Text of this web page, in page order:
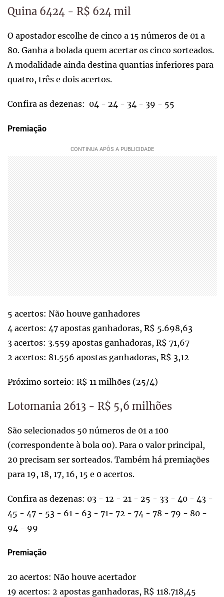
Quina 6424 - R$ 624 mil
O apostador escolhe de cinco a 15 números de 01 a
80. Ganha a bolada quem acertar os cinco sorteados.
A modalidade ainda destina quantias inferiores para
quatro, três e dois acertos.
Confira as dezenas: 04 - 24 - 34 - 39 - 55
Premiação
5 acertos: Não houve ganhadores
4 acertos: 47 apostas ganhadoras, R$ 5.698,63
3 acertos: 3.559 apostas ganhadoras, R$ 71,67
2 acertos: 81.556 apostas ganhadoras, R$ 3,12
Próximo sorteio: R$ 11 milhões (25/4)
Lotomania 2613 - R$ 5,6 milhões
São selecionados 50 números de 01 a 100
(correspondente à bola 00). Para o valor principal,
20 precisam ser sorteados. Também há premiações
para 19, 18, 17, 16, 15 e 0 acertos.
Confira as dezenas: 03 - 12 - 21 - 25 - 33 - 40 - 43 -
45 - 47 - 53 - 61 - 63 - 71- 72 - 74 - 78 - 79 - 80 -
94 - 99
Premiação
20 acertos: Não houve acertador
19 acertos: 2 apostas ganhadoras, R$ 118.718,45